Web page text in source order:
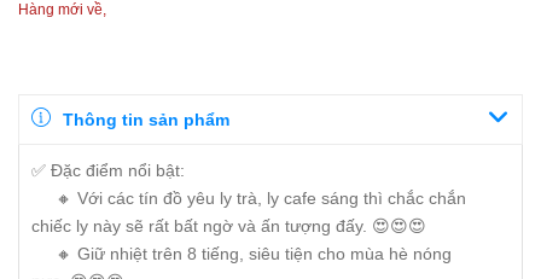
Hàng mới về,
Thông tin sản phẩm
✅ Đặc điểm nổi bật:
🔸 Với các tín đồ yêu ly trà, ly cafe sáng thì chắc chắn
chiếc ly này sẽ rất bất ngờ và ấn tượng đấy. 😍😍😍
🔸 Giữ nhiệt trên 8 tiếng, siêu tiện cho mùa hè nóng